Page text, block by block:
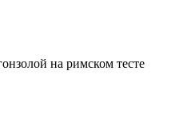
на римском тесте